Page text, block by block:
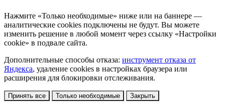
Нажмите «Только необходимые» ниже или на баннере —
аналитические cookies подключены не будут. Вы можете
изменить решение в любой момент через ссылку «Настройки
cookie» в подвале сайта.
Дополнительные способы отказа: инструмент отказа от
Яндекса, удаление cookies в настройках браузера или
расширения для блокировки отслеживания.
Принять все Только необходимые Закрыть